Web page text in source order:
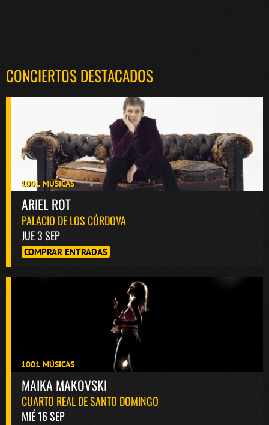
CONCIERTOS DESTACADOS
1001 MÚSICAS
ARIEL ROT
PALACIO DE LOS CÓRDOVA
JUE 3 SEP
COMPRAR ENTRADAS
1001 MÚSICAS
MAIKA MAKOVSKI
CUARTO REAL DE SANTO DOMINGO
MIÉ 16 SEP